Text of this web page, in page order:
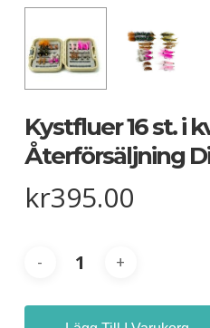
Kystfluer 16 st. i
Återförsäljning
kr395.00